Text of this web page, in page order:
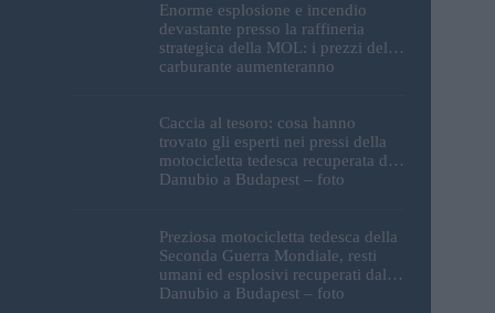
Enorme esplosione e incendio
devastante presso la raffineria
strategica della MOL: i prezzi del
carburante aumenteranno
Caccia al tesoro: cosa hanno
trovato gli esperti nei pressi della
motocicletta tedesca recuperata dal
Danubio a Budapest – foto
Preziosa motocicletta tedesca della
Seconda Guerra Mondiale, resti
umani ed esplosivi recuperati dal
Danubio a Budapest – foto